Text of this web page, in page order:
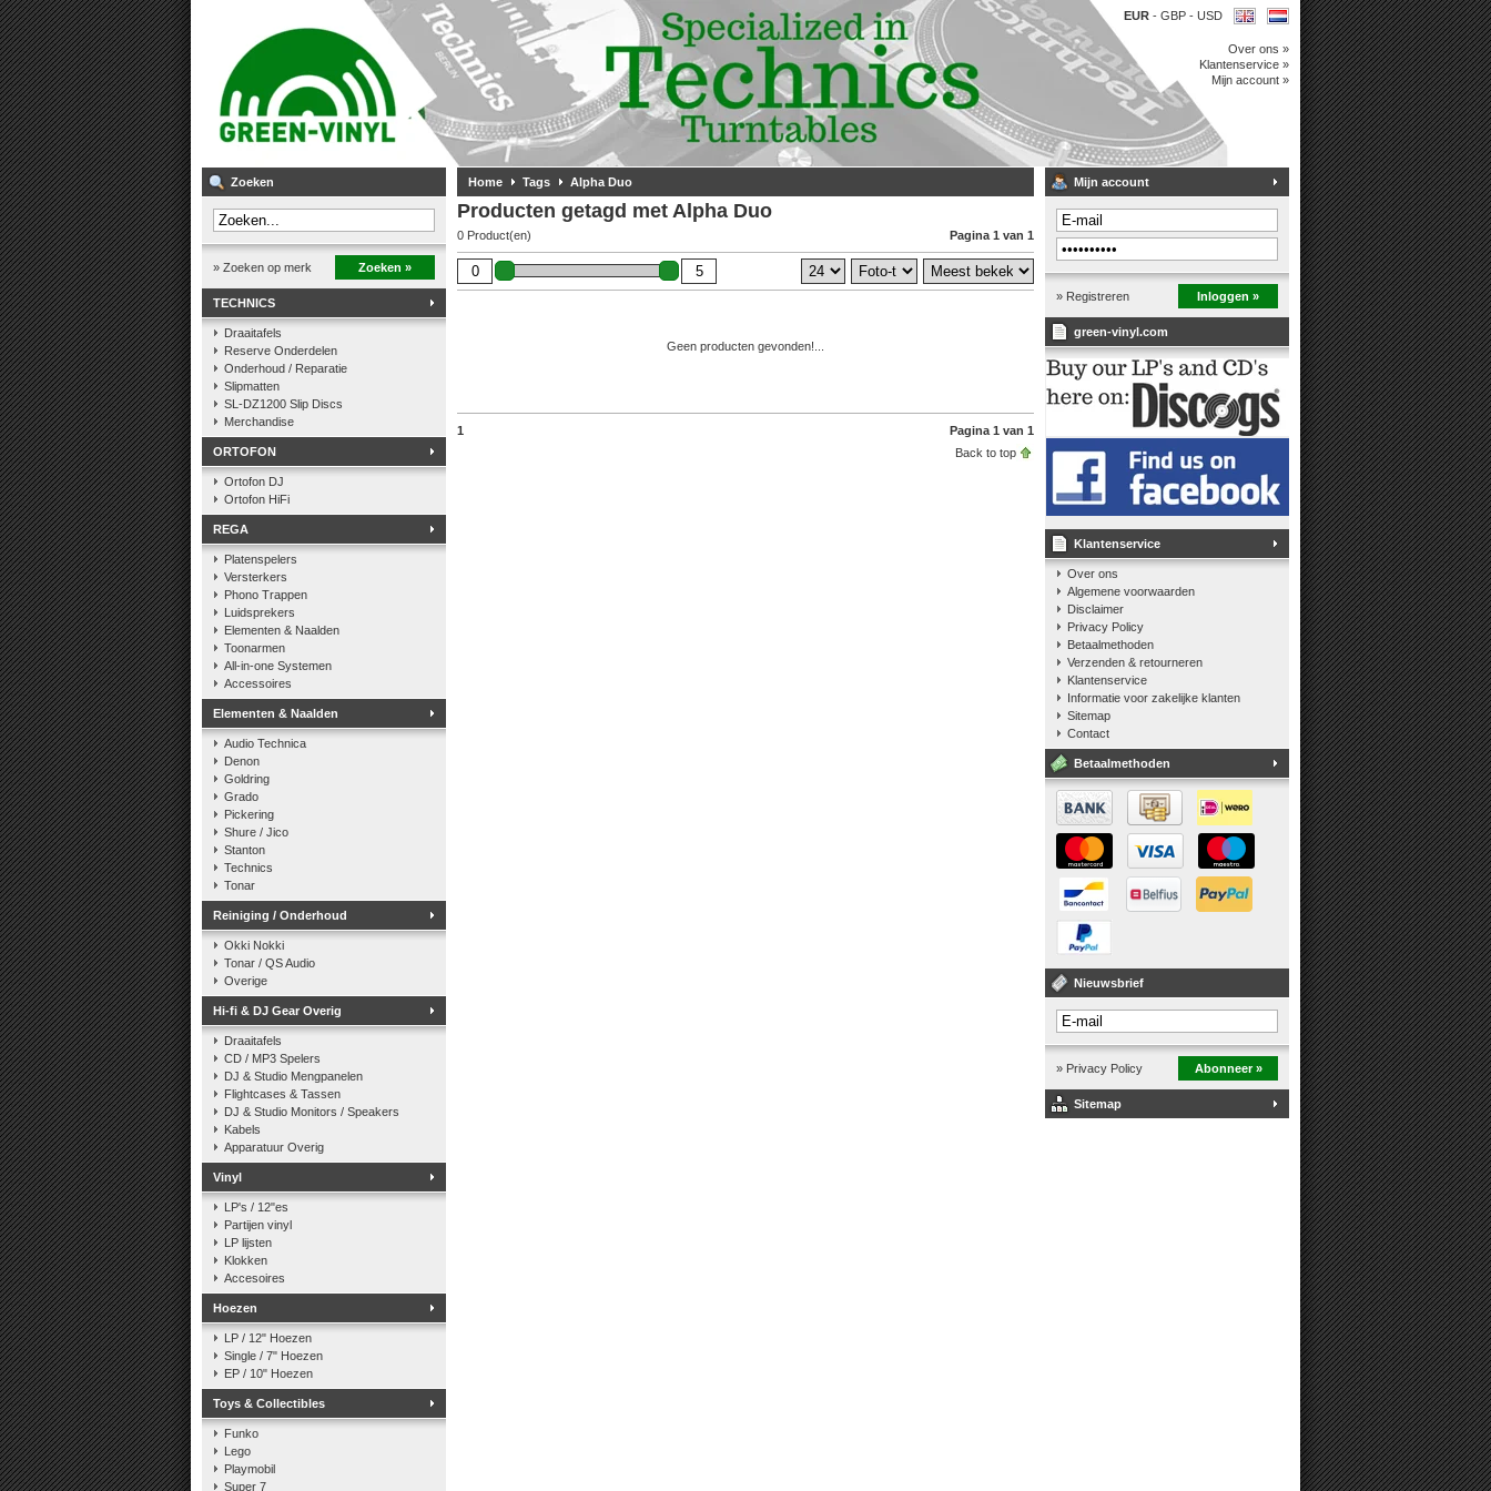
EUR - GBP - USD
Over ons »
Klantenservice »
Mijn account »
Zoeken
» Zoeken op merk Zoeken »
TECHNICS
Draaitafels
Reserve Onderdelen
Onderhoud / Reparatie
Slipmatten
SL-DZ1200 Slip Discs
Merchandise
ORTOFON
Ortofon DJ
Ortofon HiFi
REGA
Platenspelers
Versterkers
Phono Trappen
Luidsprekers
Elementen & Naalden
Toonarmen
All-in-one Systemen
Accessoires
Elementen & Naalden
Audio Technica
Denon
Goldring
Grado
Pickering
Shure / Jico
Stanton
Technics
Tonar
Reiniging / Onderhoud
Okki Nokki
Tonar / QS Audio
Overige
Hi-fi & DJ Gear Overig
Draaitafels
CD / MP3 Spelers
DJ & Studio Mengpanelen
Flightcases & Tassen
DJ & Studio Monitors / Speakers
Kabels
Apparatuur Overig
Vinyl
LP's / 12"es
Partijen vinyl
LP lijsten
Klokken
Accesoires
Hoezen
LP / 12" Hoezen
Single / 7" Hoezen
EP / 10" Hoezen
Toys & Collectibles
Funko
Lego
Playmobil
Super 7
Home Tags Alpha Duo
Producten getagd met Alpha Duo
0 Product(en) Pagina 1 van 1
Geen producten gevonden!...
1
Pagina 1 van 1
Back to top
Mijn account
» Registreren Inloggen »
green-vinyl.com
Klantenservice
Over ons
Algemene voorwaarden
Disclaimer
Privacy Policy
Betaalmethoden
Verzenden & retourneren
Klantenservice
Informatie voor zakelijke klanten
Sitemap
Contact
Betaalmethoden
Nieuwsbrief
» Privacy Policy Abonneer »
Sitemap